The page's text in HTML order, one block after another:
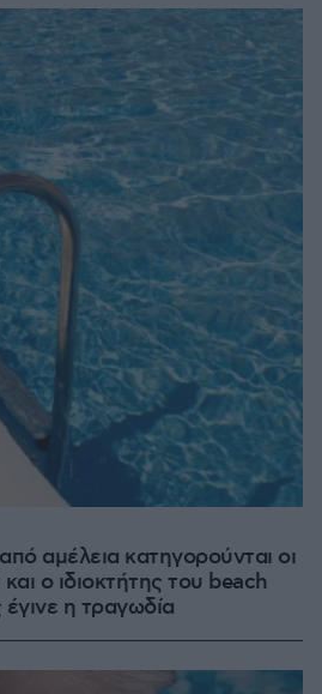
αμέλεια κατηγορούνται οι
ο ιδιοκτήτης του beach
η τραγωδία